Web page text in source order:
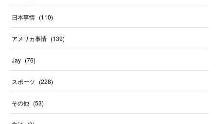
日本事情 (110)
アメリカ事情 (139)
Jay (76)
スポーツ (228)
その他 (53)